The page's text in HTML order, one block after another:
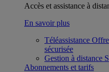
Accès et assistance à
En savoir plus
Téléassistance
sécurisée
Gestion à distance
Abonnements et tarifs